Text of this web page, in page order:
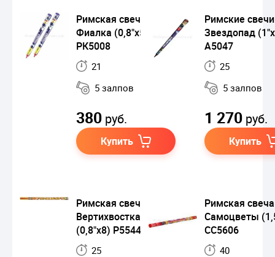
Римская свеча
Фиалка (0,8"х5)
РК5008
21
5 залпов
380 руб.
Купить
Римские свечи
Звездопад
A5047
25
5 залпов
1 270 руб.
Купить
Римская свеча
Вертихвостка
(0,8"х8) Р5544
25
Римская свеча
Самоцветы
СС5606
40